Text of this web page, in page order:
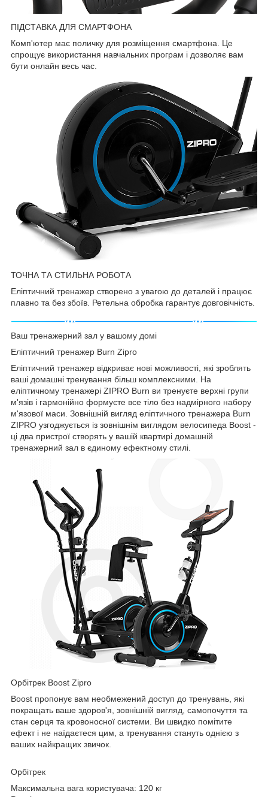
ПІДСТАВКА ДЛЯ СМАРТФОНА
Комп'ютер має поличку для розміщення смартфона. Це
спрощує використання навчальних програм і дозволяє вам
бути онлайн весь час.
ТОЧНА ТА СТИЛЬНА РОБОТА
Еліптичний тренажер створено з увагою до деталей і працює
плавно та без збоїв. Ретельна обробка гарантує довговічність.
Ваш тренажерний зал у вашому домі
Еліптичний тренажер Burn Zipro
Еліптичний тренажер відкриває нові можливості, які зроблять
ваші домашні тренування більш комплексними. На
еліптичному тренажері ZIPRO Burn ви тренуєте верхні групи
м'язів і гармонійно формуєте все тіло без надмірного набору
м'язової маси. Зовнішній вигляд еліптичного тренажера Burn
ZIPRO узгоджується із зовнішнім виглядом велосипеда Boost -
ці два пристрої створять у вашій квартирі домашній
тренажерний зал в єдиному ефектному стилі.
Орбітрек Boost Zipro
Boost пропонує вам необмежений доступ до тренувань, які
покращать ваше здоров'я, зовнішній вигляд, самопочуття та
стан серця та кровоносної системи. Ви швидко помітите
ефект і не наїдаєтеся цим, а тренування стануть однією з
ваших найкращих звичок.
Орбітрек
Максимальна вага користувача: 120 кг